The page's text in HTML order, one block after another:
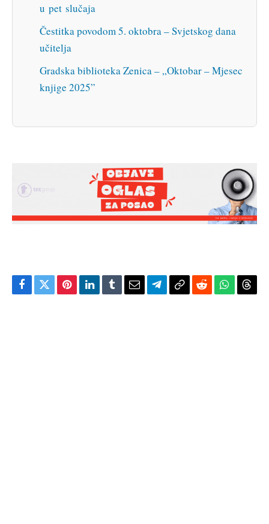
u pet slučaja
Čestitka povodom 5. oktobra – Svjetskog dana
učitelja
Gradska biblioteka Zenica – „Oktobar – Mjesec
knjige 2025”
Facebook
TwitterPinterestLinkedIn
TumblrEmailTelegram
CopyReddit